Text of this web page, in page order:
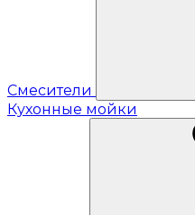
Смесители
Кухонные мойки